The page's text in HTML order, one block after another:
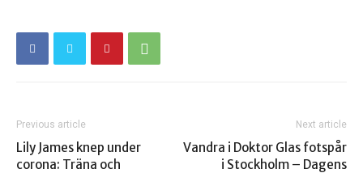
Previous article
Lily James knep under
corona: Träna och
Next article
Vandra i Doktor Glas fotspår
i Stockholm – Dagens